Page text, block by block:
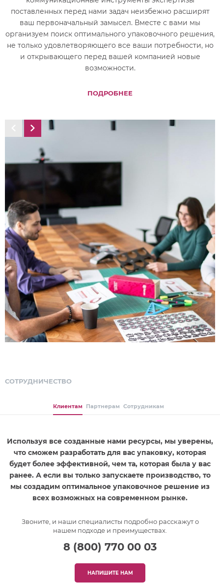
поставленных перед нами задач неизбежно расширят
ваш первоначальный замысел. Вместе с вами мы
организуем поиск оптимального упаковочного решения,
не только удовлетворяющего все ваши потребности, но
и открывающего перед вашей компанией новые
возможности.
ПОДРОБНЕЕ
СОТРУДНИЧЕСТВО
Клиентам Партнерам Сотрудникам
Используя все созданные нами ресурсы, мы уверены,
что сможем разработать для вас упаковку, которая
будет более эффективной, чем та, которая была у вас
ранее. А если вы только запускаете производство, то
мы создадим оптимальное упаковочное решение из
всех возможных на современном рынке.
Звоните, и наши специалисты подробно расскажут о
нашем подходе и преимуществах.
8 (800) 770 00 03
НАПИШИТЕ НАМ